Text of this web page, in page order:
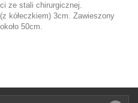
ze stali chirurgicznej.
kółeczkiem) 3cm. Zawieszony
50cm.